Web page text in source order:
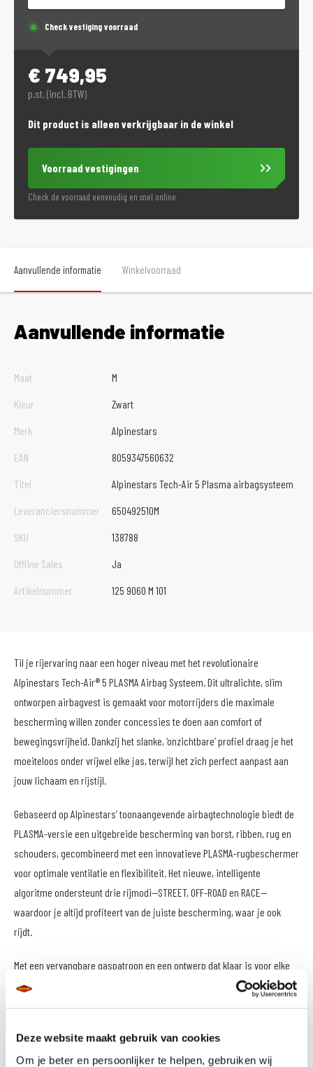
Deze website maakt gebruik van cookies
Om je beter en persoonlijker te helpen, gebruiken wij
Check vestiging voorraad
€ 749,95
p.st. (incl. BTW)
Dit product is alleen verkrijgbaar in de winkel
Voorraad vestigingen
Check de voorraad eenvoudig en snel online
Aanvullende informatie Winkelvoorraad
Aanvullende informatie
Maat
M
Kleur
Zwart
Merk
Alpinestars
EAN
8059347560632
Titel
Alpinestars Tech-Air 5 Plasma airbagsysteem
Leveranciersnummer
650492510M
SKU
138788
Offline Sales
Ja
Artikelnummer
125 9060 M 101
Til je rijervaring naar een hoger niveau met het revolutionaire
Alpinestars Tech-Air® 5 PLASMA Airbag Systeem. Dit ultralichte, slim
ontworpen airbagvest is gemaakt voor motorrijders die maximale
bescherming willen zonder concessies te doen aan comfort of
bewegingsvrijheid. Dankzij het slanke, ‘onzichtbare’ profiel draag je het
moeiteloos onder vrijwel elke jas, terwijl het zich perfect aanpast aan
jouw lichaam en rijstijl.
Gebaseerd op Alpinestars’ toonaangevende airbagtechnologie biedt de
PLASMA-versie een uitgebreide bescherming van borst, ribben, rug en
schouders, gecombineerd met een innovatieve PLASMA-rugbeschermer
voor optimale ventilatie en flexibiliteit. Het nieuwe, intelligente
algoritme ondersteunt drie rijmodi—STREET, OFF-ROAD en RACE—
waardoor je altijd profiteert van de juiste bescherming, waar je ook
rijdt.
Met een vervangbare gaspatroon en een ontwerp dat klaar is voor elke
rit, is de Tech-Air® 5 PLASMA dé keuze voor rijders die veiligheid,
Belangrijkste kenmerken